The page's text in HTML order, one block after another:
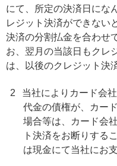
にて、所定の決済日にな
レジット決済ができない
決済の分割払金を合わせ
お、翌月の当該日もクレ
は、以後のクレジット決
2
当社によりカード会
代金の債権が、カー
場合等は、カード会
ト決済をお断りする
は現金にて当社にお